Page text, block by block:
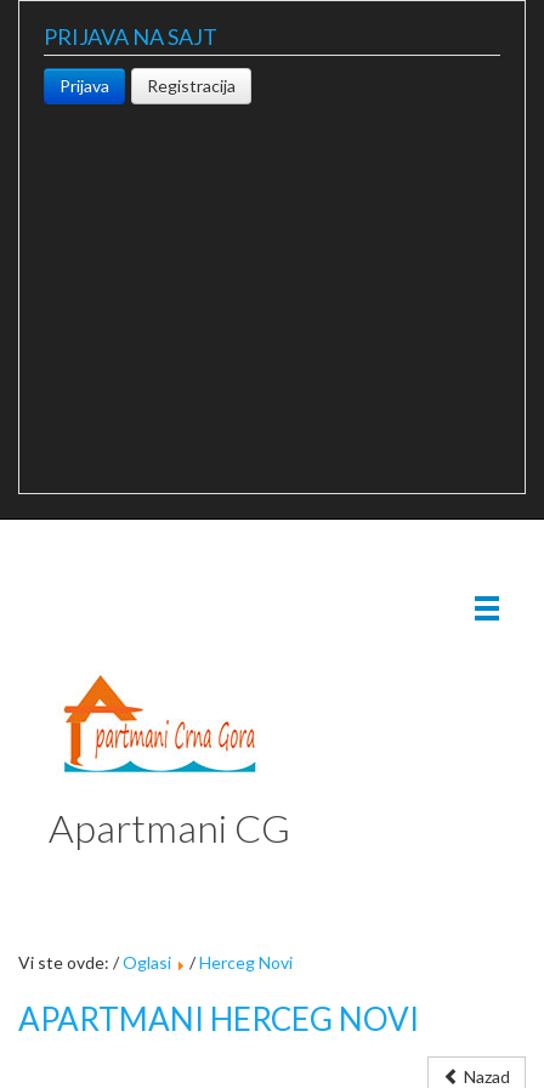
PRIJAVA NA SAJT
Prijava Registracija
Apartmani CG
Vi ste ovde: /Oglasi /Herceg Novi
APARTMANI HERCEG NOVI
Nazad